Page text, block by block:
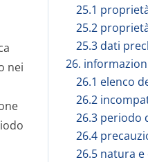
25.1
25.2
25.3 dati
26.
26.1 elenco
26.2
26.3 periodo
26.4
26.5 natura
nei